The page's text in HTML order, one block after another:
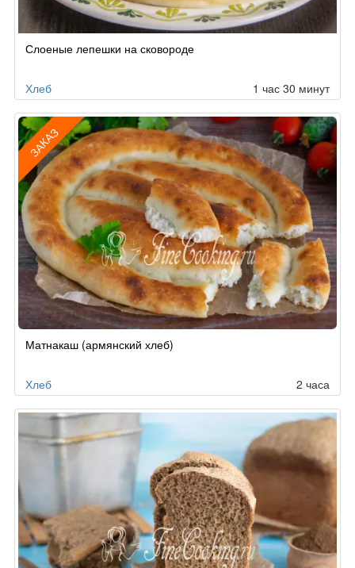
Слоеные лепешки на сковороде
Хлеб 1 час 30 минут
ЗАКАЗ
поМатнакаш (армянский хлеб)
Хлеб 2 часа